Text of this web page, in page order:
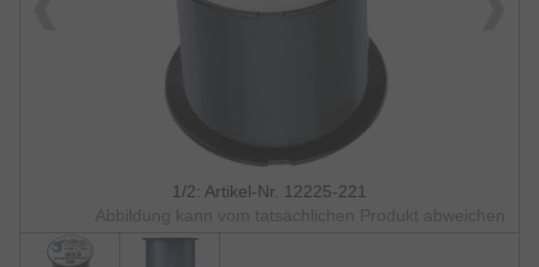
1/2: Artikel-Nr. 12225-221
Abbildung kann vom tatsächlichen Produkt abweichen.